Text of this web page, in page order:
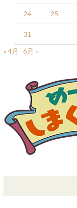
24 25
31
« 4月
6月 »